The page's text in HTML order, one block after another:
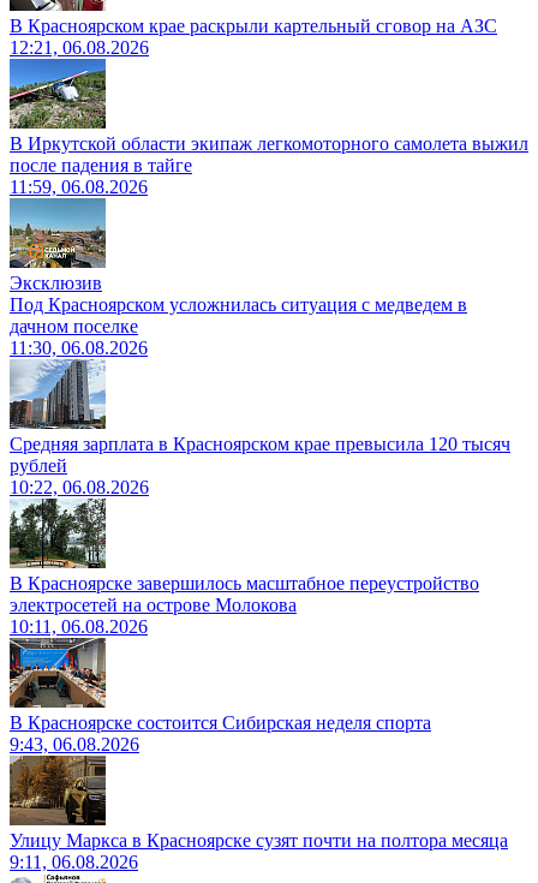
В Красноярском крае раскрыли картельный сговор на АЗС
12:21, 06.08.2026
В Иркутской области экипаж легкомоторного самолета выжил
после падения в тайге
11:59, 06.08.2026
Эксклюзив
Под Красноярском усложнилась ситуация с медведем в
дачном поселке
11:30, 06.08.2026
Средняя зарплата в Красноярском крае превысила 120 тысяч
рублей
10:22, 06.08.2026
В Красноярске завершилось масштабное переустройство
электросетей на острове Молокова
10:11, 06.08.2026
В Красноярске состоится Сибирская неделя спорта
9:43, 06.08.2026
Улицу Маркса в Красноярске сузят почти на полтора месяца
9:11, 06.08.2026